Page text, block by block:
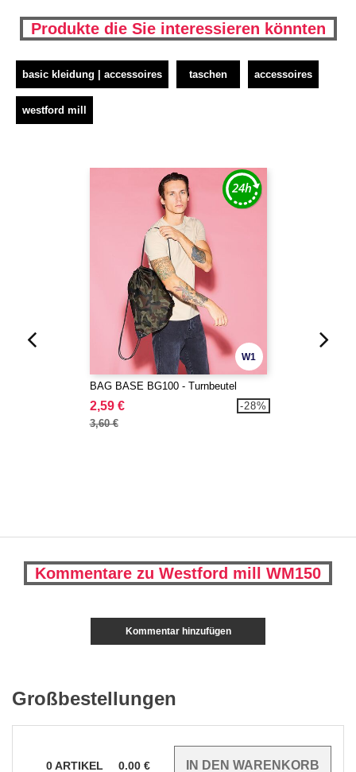
Produkte die Sie interessieren könnten
basic kleidung | accessoires taschen accessoires
westford mill
W1
BAG BASE BG100 - Turnbeutel
2,59 €
3,60 €
-28%
Kommentare zu Westford mill WM150
Kommentar hinzufügen
Großbestellungen
0ARTIKEL 0.00 €